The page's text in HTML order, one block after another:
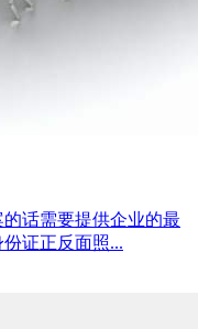
话需要提供企业的最
证正反面照...